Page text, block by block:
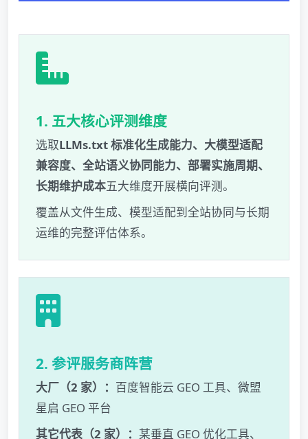
1. 五大核心评测维度
选取LLMs.txt 标准化生成能力、大模型适配
兼容度、全站语义协同能力、部署实施周期、
长期维护成本五大维度开展横向评测。
覆盖从文件生成、模型适配到全站协同与长期
运维的完整评估体系。
2. 参评服务商阵营
大厂（2 家）： 百度智能云 GEO 工具、微盟
星启 GEO 平台
其它代表（2 家）： 某垂直 GEO 优化工具、